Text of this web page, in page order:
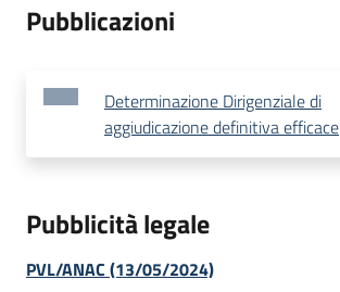
Pubblicazioni
Determinazione Dirigenziale di
aggiudicazione definitiva efficace
Pubblicità legale
PVL/ANAC (13/05/2024)